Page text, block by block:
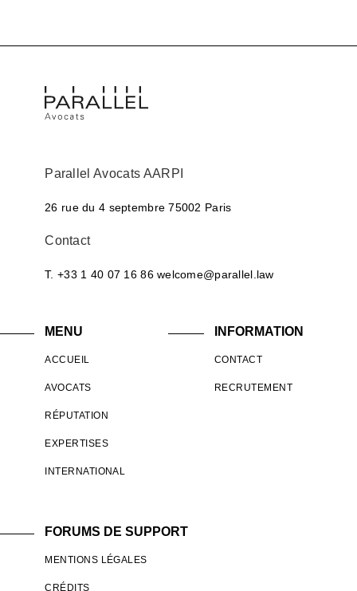
Parallel Avocats AARPI
26 rue du 4 septembre 75002 Paris
Contact
T. +33 1 40 07 16 86 welcome@parallel.law
MENU
ACCUEIL
AVOCATS
RÉPUTATION
EXPERTISES
INTERNATIONAL
INFORMATION
CONTACT
RECRUTEMENT
FORUMS DE SUPPORT
MENTIONS LÉGALES
CRÉDITS